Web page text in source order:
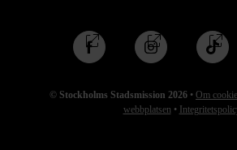
© Stockholms Stadsmission 2026 • Om
webbplatsen •
Följ
oss
Facebook
Följ
oss
Instagram
Följ
oss